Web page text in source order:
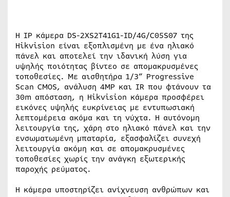
Η IP κάμερα DS-2XS2T41G1-ID/4G/C05S07 της
Hikvision είναι εξοπλισμένη με ένα ηλιακό
πάνελ και αποτελεί την ιδανική λύση για
υψηλής ποιότητας βίντεο σε απομακρυσμένες
τοποθεσίες. Με αισθητήρα 1/3” Progressive
Scan CMOS, ανάλυση 4MP και IR που φτάνουν τα
30m απόσταση, η Hikvision κάμερα προσφέρει
εικόνες υψηλής ευκρίνειας με εντυπωσιακή
λεπτομέρεια ακόμα και τη νύχτα. Η αυτόνομη
λειτουργία της, χάρη στο ηλιακό πάνελ και την
ενσωματωμένη μπαταρία, εξασφαλίζει συνεχή
λειτουργία ακόμη και σε απομακρυσμένες
τοποθεσίες χωρίς την ανάγκη εξωτερικής
παροχής ρεύματος.
Η κάμερα υποστηρίζει ανίχνευση ανθρώπων και